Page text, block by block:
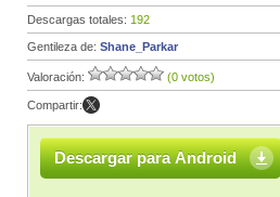
Descargas totales: 192
Gentileza de: Shane_Parkar
Valoración: (0 votos)
Compartir:
Descargar para Android